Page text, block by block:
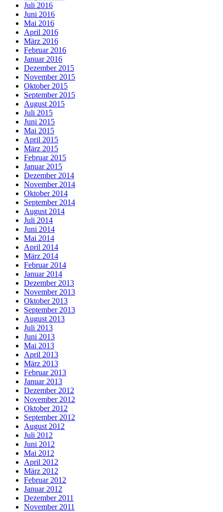
Juli 2016
Juni 2016
Mai 2016
April 2016
März 2016
Februar 2016
Januar 2016
Dezember 2015
November 2015
Oktober 2015
September 2015
August 2015
Juli 2015
Juni 2015
Mai 2015
April 2015
März 2015
Februar 2015
Januar 2015
Dezember 2014
November 2014
Oktober 2014
September 2014
August 2014
Juli 2014
Juni 2014
Mai 2014
April 2014
März 2014
Februar 2014
Januar 2014
Dezember 2013
November 2013
Oktober 2013
September 2013
August 2013
Juli 2013
Juni 2013
Mai 2013
April 2013
März 2013
Februar 2013
Januar 2013
Dezember 2012
November 2012
Oktober 2012
September 2012
August 2012
Juli 2012
Juni 2012
Mai 2012
April 2012
März 2012
Februar 2012
Januar 2012
Dezember 2011
November 2011